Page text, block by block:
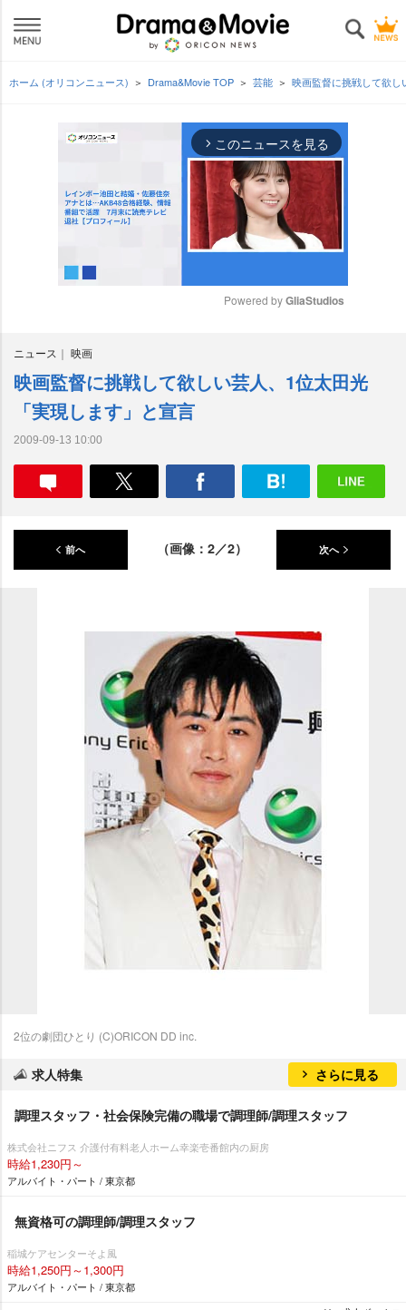
ホーム (オリコンニュース) Drama&Movie TOP 芸能 映画監督に挑戦して欲
arrow_forward_ios このニュースを見る
e
Powered by GliaStudios
ニュース 映画
映画監督に挑戦して欲しい芸人、1位太田光
「実現します」と宣言
2009-09-13 10:00
前へ （画像：2／2） 次へ
2位の劇団ひとり (C)ORICON DD inc.
求人特集 さらに見る
調理スタッフ・社会保険完備の職場で調理師/調理スタッフ
株式会社ニフス 介護付有料老人ホーム幸楽壱番館内の厨房
時給1,230円～
アルバイト・パート / 東京都
無資格可の調理師/調理スタッフ
稲城ケアセンターそよ風
時給1,250円～1,300円
アルバイト・パート / 東京都